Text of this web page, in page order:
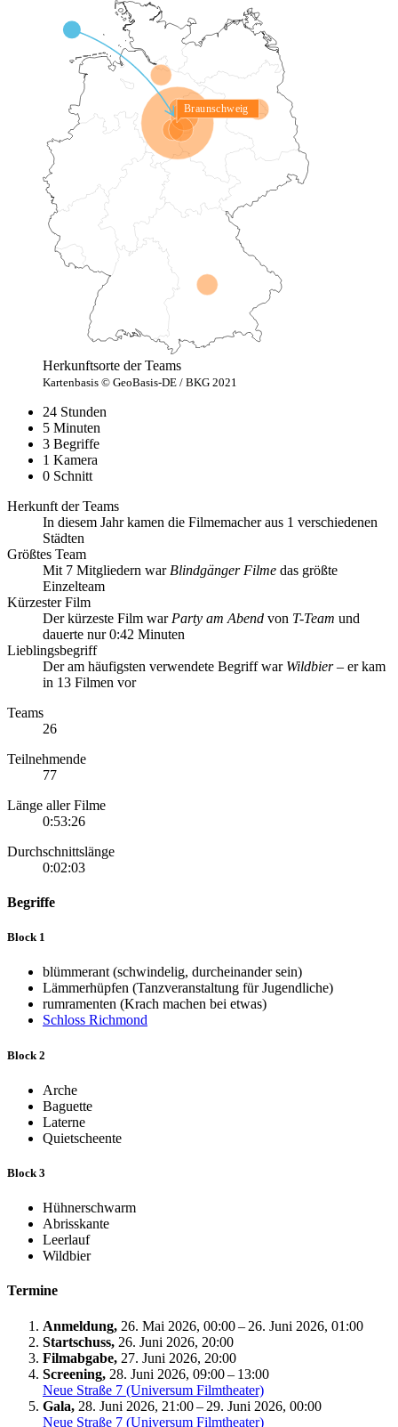
Braunschweig
Herkunftsorte der Teams
Kartenbasis © GeoBasis-DE / BKG 2021
24 Stunden
5 Minuten
3 Begriffe
1 Kamera
0 Schnitt
Herkunft der Teams
In diesem Jahr kamen die Filmemacher aus 1 verschiedenen
Städten
Größtes Team
Mit 7 Mitgliedern war Blindgänger Filme das größte
Einzelteam
Kürzester Film
Der kürzeste Film war Party am Abend von T-Team und
dauerte nur 0:42 Minuten
Lieblingsbegriff
Der am häufigsten verwendete Begriff war Wildbier– er kam
in 13 Filmen vor
Teams
26
Teilnehmende
77
Länge aller Filme
0:53:26
Durchschnittslänge
0:02:03
Begriffe
Block 1
blümmerant (schwindelig, durcheinandersein)
Lämmerhüpfen (Tanzveranstaltung fürJugendliche)
rumramenten (Krach machen bei etwas)
Schloss Richmond
Block 2
Arche
Baguette
Laterne
Quietscheente
Block 3
Hühnerschwarm
Abrisskante
Leerlauf
Wildbier
Termine
Anmeldung, 26. Mai 2026, 00:00 – 26. Juni 2026, 01:00
Startschuss, 26. Juni 2026, 20:00
Filmabgabe, 27. Juni 2026, 20:00
Screening, 28. Juni 2026, 09:00 – 13:00
Neue Straße 7 (Universum Filmtheater)
Gala, 28. Juni 2026, 21:00 – 29. Juni 2026, 00:00
Neue Straße 7 (Universum Filmtheater)